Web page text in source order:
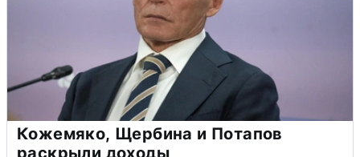
Кожемяко, Щербина и Потапов
раскрыли доходы